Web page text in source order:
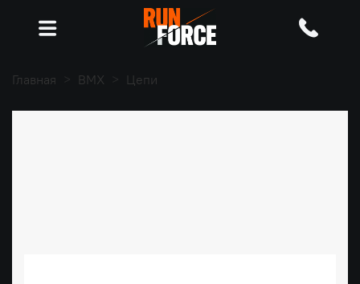
Главная BMX Цепи